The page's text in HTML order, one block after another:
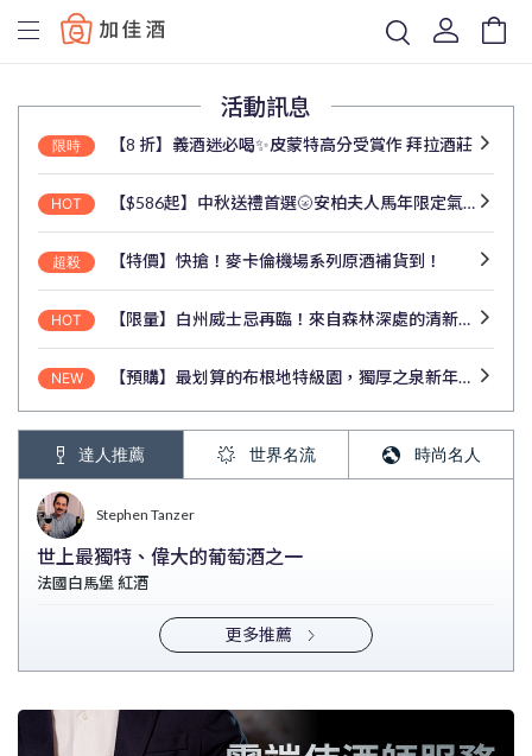
Baccus
活動訊息
限時 【8 折】義酒迷必喝✨皮蒙特高分受賞作 拜拉酒莊
HOT 【$586起】中秋送禮首選🌝安柏夫人馬年限定氣泡酒來了
超殺 【特價】快搶！麥卡倫機場系列原酒補貨到！
HOT 【限量】白州威士忌再臨！來自森林深處的清新酒韻
NEW 【預購】最划算的布根地特級園，獨厚之泉新年份預購中！
達人推薦 世界名流 時尚名人
Stephen Tanzer
世上最獨特、偉大的葡萄酒之一
法國白馬堡 紅酒
更多推薦